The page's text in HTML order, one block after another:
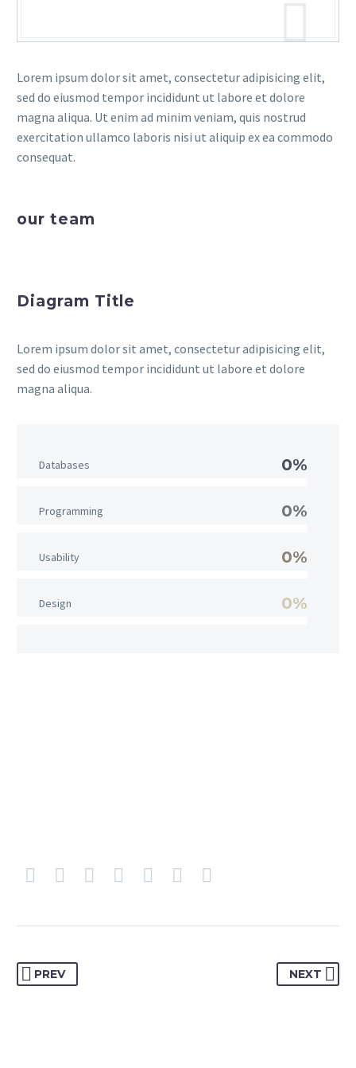
Lorem ipsum dolor sit amet, consectetur adipisicing elit,
sed do eiusmod tempor incididunt ut labore et dolore
magna aliqua. Ut enim ad minim veniam, quis nostrud
exercitation ullamco laboris nisi ut aliquip ex ea commodo
consequat.
our team
Diagram Title
Lorem ipsum dolor sit amet, consectetur adipisicing elit,
sed do eiusmod tempor incididunt ut labore et dolore
magna aliqua.
Databases 0%
Programming 0%
Usability 0%
Design 0%
PREV NEXT